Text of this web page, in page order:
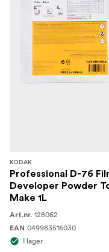
KODAK
Professional D-76
Developer Powder
Make 1L
Art.nr. 128062
EAN 049983516030
I lager